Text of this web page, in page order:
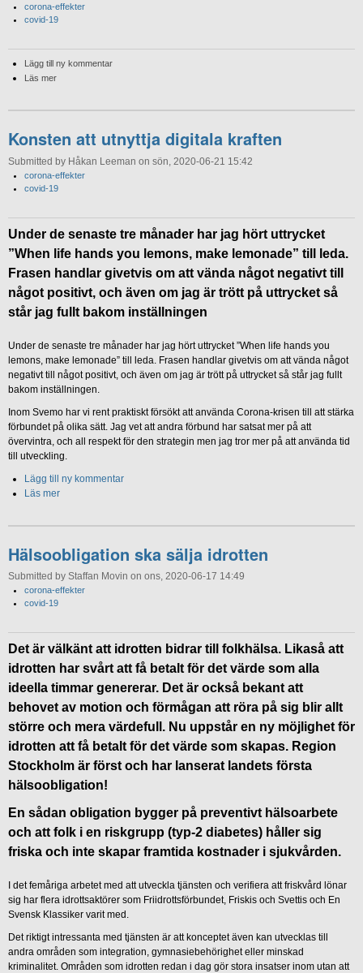
corona-effekter
covid-19
Lägg till ny kommentar
Läs mer
Konsten att utnyttja digitala kraften
Submitted by Håkan Leeman on sön, 2020-06-21 15:42
corona-effekter
covid-19
Under de senaste tre månader har jag hört uttrycket
”When life hands you lemons, make lemonade” till leda.
Frasen handlar givetvis om att vända något negativt till
något positivt, och även om jag är trött på uttrycket så
står jag fullt bakom inställningen
Under de senaste tre månader har jag hört uttrycket ”When life hands you
lemons, make lemonade” till leda. Frasen handlar givetvis om att vända något
negativt till något positivt, och även om jag är trött på uttrycket så står jag fullt
bakom inställningen.
Inom Svemo har vi rent praktiskt försökt att använda Corona-krisen till att stärka
förbundet på olika sätt. Jag vet att andra förbund har satsat mer på att
övervintra, och all respekt för den strategin men jag tror mer på att använda tid
till utveckling.
Lägg till ny kommentar
Läs mer
Hälsoobligation ska sälja idrotten
Submitted by Staffan Movin on ons, 2020-06-17 14:49
corona-effekter
covid-19
Det är välkänt att idrotten bidrar till folkhälsa. Likaså att
idrotten har svårt att få betalt för det värde som alla
ideella timmar genererar. Det är också bekant att
behovet av motion och förmågan att röra på sig blir allt
större och mera värdefull. Nu uppstår en ny möjlighet för
idrotten att få betalt för det värde som skapas. Region
Stockholm är först och har lanserat landets första
hälsoobligation!
En sådan obligation bygger på preventivt hälsoarbete
och att folk i en riskgrupp (typ-2 diabetes) håller sig
friska och inte skapar framtida kostnader i sjukvården.
I det femåriga arbetet med att utveckla tjänsten och verifiera att friskvård lönar
sig har flera idrottsaktörer som Friidrottsförbundet, Friskis och Svettis och En
Svensk Klassiker varit med.
Det riktigt intressanta med tjänsten är att konceptet även kan utvecklas till
andra områden som integration, gymnasiebehörighet eller minskad
kriminalitet. Områden som idrotten redan i dag gör stora insatser inom utan att